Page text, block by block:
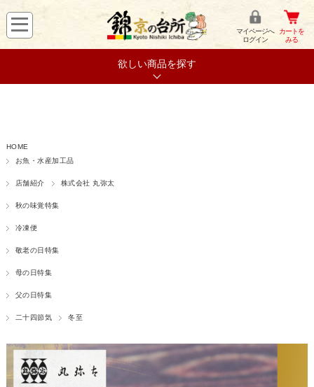
マイページへ
ログイン
カートを
みる
欲しい商品を探す
HOME
お魚・水産加工品
店舗紹介 株式会社 丸弥太
秋の味覚特集
冷凍便
敬老の日特集
母の日特集
父の日特集
二十四節気 冬至